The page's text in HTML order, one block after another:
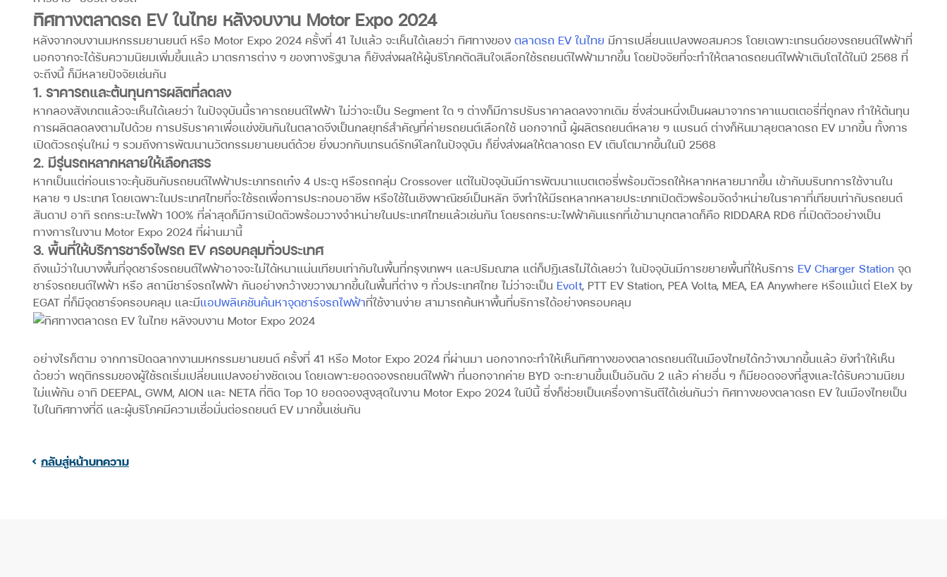
ทิศทางตลาดรถ EV ในไทย หลังจบงาน Motor Expo 2024
หลังจากจบงานมหกรรมยานยนต์ หรือ Motor Expo 2024 ครั้งที่ 41 ไปแล้ว จะเห็นได้เลยว่า ทิศทางของ ตลาดรถ EV ในไทย มีการเปลี่ยนแปลงพอสมควร โดยเฉพาะเทรนด์ของรถยนต์ไฟฟ้าที่
นอกจากจะได้รับความนิยมเพิ่มขึ้นแล้ว มาตรการต่าง ๆ ของทางรัฐบาล ก็ยังส่งผลให้ผู้บริโภคตัดสินใจเลือกใช้รถยนต์ไฟฟ้ามากขึ้น โดยปัจจัยที่จะทำให้ตลาดรถยนต์ไฟฟ้าเติบโตได้ในปี 2568 ที่
จะถึงนี้ ก็มีหลายปัจจัยเช่นกัน
1. ราคารถและต้นทุนการผลิตที่ลดลง
หากลองสังเกตแล้วจะเห็นได้เลยว่า ในปัจจุบันนี้ราคารถยนต์ไฟฟ้า ไม่ว่าจะเป็น Segment ใด ๆ ต่างก็มีการปรับราคาลดลงจากเดิม ซึ่งส่วนหนึ่งเป็นผลมาจากราคาแบตเตอรี่ที่ถูกลง ทำให้ต้นทุน
การผลิตลดลงตามไปด้วย การปรับราคาเพื่อแข่งขันกันในตลาดจึงเป็นกลยุทธ์สำคัญที่ค่ายรถยนต์เลือกใช้ นอกจากนี้ ผู้ผลิตรถยนต์หลาย ๆ แบรนด์ ต่างก็หันมาลุยตลาดรถ EV มากขึ้น ทั้งการ
เปิดตัวรถรุ่นใหม่ ๆ รวมถึงการพัฒนานวัตกรรมยานยนต์ด้วย ยิ่งบวกกับเทรนด์รักษ์โลกในปัจจุบัน ก็ยิ่งส่งผลให้ตลาดรถ EV เติบโตมากขึ้นในปี 2568
2. มีรุ่นรถหลากหลายให้เลือกสรร
หากเป็นแต่ก่อนเราจะคุ้นชินกับรถยนต์ไฟฟ้าประเภทรถเก๋ง 4 ประตู หรือรถกลุ่ม Crossover แต่ในปัจจุบันมีการพัฒนาแบตเตอรี่พร้อมตัวรถให้หลากหลายมากขึ้น เข้ากับบริบทการใช้งานใน
หลาย ๆ ประเทศ โดยเฉพาะในประเทศไทยที่จะใช้รถเพื่อการประกอบอาชีพ หรือใช้ในเชิงพาณิชย์เป็นหลัก จึงทำให้มีรถหลากหลายประเภทเปิดตัวพร้อมจัดจำหน่ายในราคาที่เทียบเท่ากับรถยนต์
สันดาป อาทิ รถกระบะไฟฟ้า 100% ที่ล่าสุดก็มีการเปิดตัวพร้อมวางจำหน่ายในประเทศไทยแล้วเช่นกัน โดยรถกระบะไฟฟ้าคันแรกที่เข้ามาบุกตลาดก็คือ RIDDARA RD6 ที่เปิดตัวอย่างเป็น
ทางการในงาน Motor Expo 2024 ที่ผ่านมานี้
3. พื้นที่ให้บริการชาร์จไฟรถ EV ครอบคลุมทั่วประเทศ
ถึงแม้ว่าในบางพื้นที่จุดชาร์จรถยนต์ไฟฟ้าอาจจะไม่ได้หนาแน่นเทียบเท่ากับในพื้นที่กรุงเทพฯ และปริมณฑล แต่ก็ปฏิเสธไม่ได้เลยว่า ในปัจจุบันมีการขยายพื้นที่ให้บริการ EV Charger Station จุด
ชาร์จรถยนต์ไฟฟ้า หรือ สถานีชาร์จรถไฟฟ้า กันอย่างกว้างขวางมากขึ้นในพื้นที่ต่าง ๆ ทั่วประเทศไทย ไม่ว่าจะเป็น Evolt, PTT EV Station, PEA Volta, MEA, EA Anywhere หรือแม้แต่ EleX by
EGAT ที่ก็มีจุดชาร์จครอบคลุม และมีแอปพลิเคชันค้นหาจุดชาร์จรถไฟฟ้าที่ใช้งานง่าย สามารถค้นหาพื้นที่บริการได้อย่างครอบคลุม
อย่างไรก็ตาม จากการปิดฉลากงานมหกรรมยานยนต์ ครั้งที่ 41 หรือ Motor Expo 2024 ที่ผ่านมา นอกจากจะทำให้เห็นทิศทางของตลาดรถยนต์ในเมืองไทยได้กว้างมากขึ้นแล้ว ยังทำให้เห็น
ด้วยว่า พฤติกรรมของผู้ใช้รถเริ่มเปลี่ยนแปลงอย่างชัดเจน โดยเฉพาะยอดจองรถยนต์ไฟฟ้า ที่นอกจากค่าย BYD จะทะยานขึ้นเป็นอันดับ 2 แล้ว ค่ายอื่น ๆ ก็มียอดจองที่สูงและได้รับความนิยม
ไม่แพ้กัน อาทิ DEEPAL, GWM, AION และ NETA ที่ติด Top 10 ยอดจองสูงสุดในงาน Motor Expo 2024 ในปีนี้ ซึ่งก็ช่วยเป็นเครื่องการันตีได้เช่นกันว่า ทิศทางของตลาดรถ EV ในเมืองไทยเป็น
ไปในทิศทางที่ดี และผู้บริโภคมีความเชื่อมั่นต่อรถยนต์ EV มากขึ้นเช่นกัน
กลับสู่หน้าบทความ